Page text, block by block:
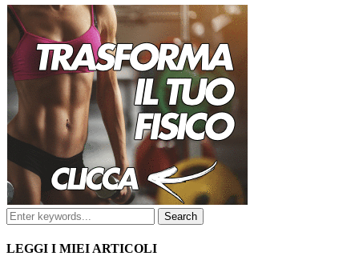
LEGGI I MIEI ARTICOLI